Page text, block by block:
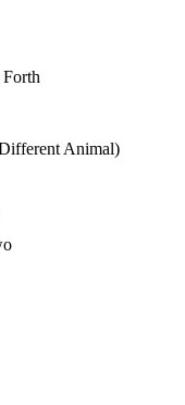
Animal)